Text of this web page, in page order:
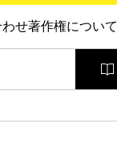
わせ著作権について